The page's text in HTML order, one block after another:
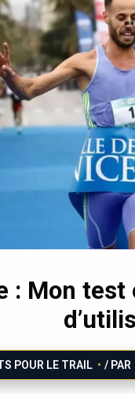
: Mon
POUR LE TRAIL / PAR